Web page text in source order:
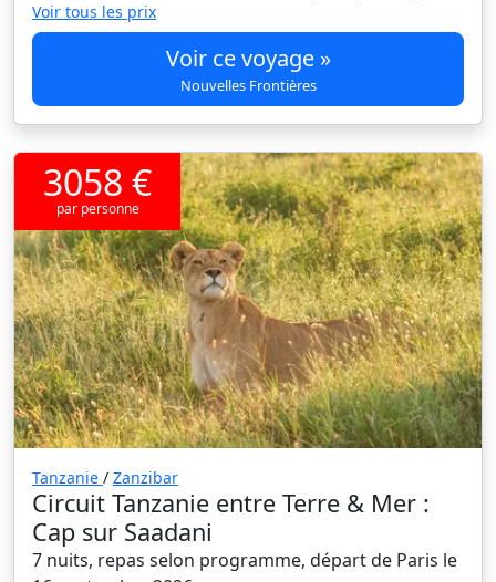
Voir tous les prix
Voir ce voyage »
Nouvelles Frontières
3058 €
par personne
Tanzanie / Zanzibar
Circuit Tanzanie entre Terre & Mer :
Cap sur Saadani
7 nuits, repas selon programme, départ de Paris le